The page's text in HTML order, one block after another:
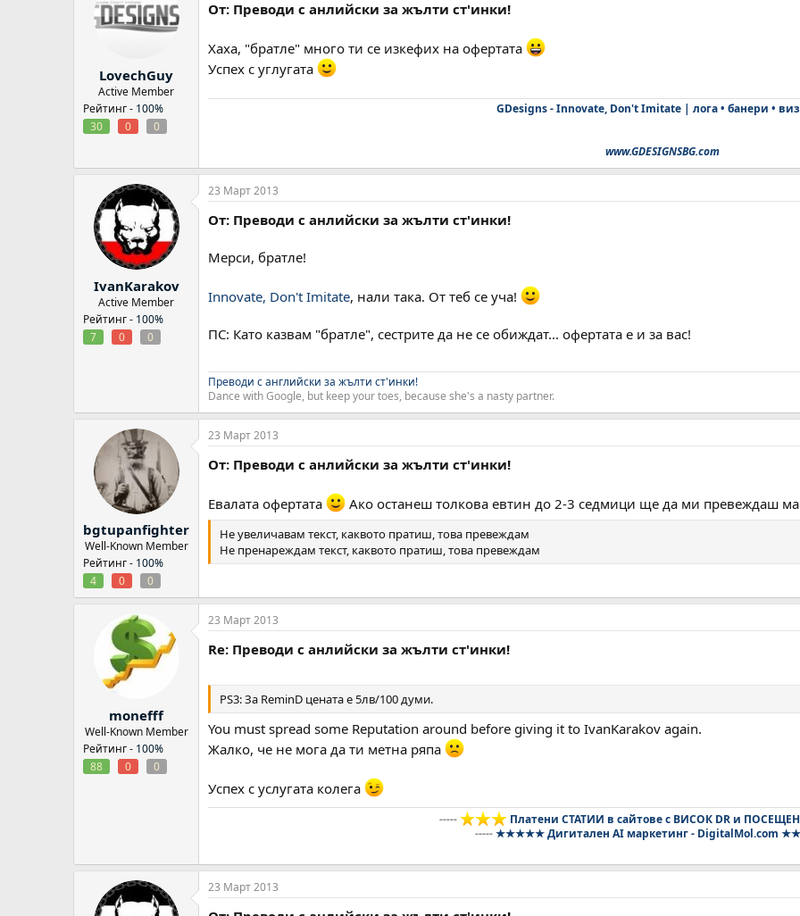
и
LovechGuy
Active Member
Рейтинг - 100%
30
0 0
От: Преводи с анлийски за жълти ст'инки!
Хаха, "братле" много ти се изкефих на офертата
Успех с углугата
GDesigns - Innovate, Don't Imitate | лога • банери •
www.GDESIGNSBG.com
IvanKarakov
Active Member
Рейтинг - 100%
7
0 0
23 Март 2013
От: Преводи с анлийски за жълти ст'инки!
Мерси, братле!
Innovate, Don't Imitate, нали така. От теб се уча!
ПС: Като казвам "братле", сестрите да не се обиждат... офертата е и за вас!
Преводи с английски за жълти ст'инки!
Dance with Google, but keep your toes, because she's a nasty partner.
bgtupanfighter
Well-Known Member
Рейтинг - 100%
4
0 0
23 Март 2013
От: Преводи с анлийски за жълти ст'инки!
Евалата офертата Ако останеш толкова евтин до 2-3 седмици ще да ми превеждаш
Не увеличавам текст, каквото пратиш, това превеждам
Не пренареждам текст, каквото пратиш, това превеждам
monefff
Well-Known Member
Рейтинг - 100%
88
0 0
23 Март 2013
Re: Преводи с анлийски за жълти ст'инки!
PS3: За ReminD цената е 5лв/100 думи.
You must spread some Reputation around before giving it to IvanKarakov again.
Жалко, че не мога да ти метна ряпа
Успех с услугата колега
----- Платени СТАТИИ в сайтове с ВИСОК DR и
-----★★★★★ Дигитален AI маркетинг - DigitalMol.com
23 Март 2013